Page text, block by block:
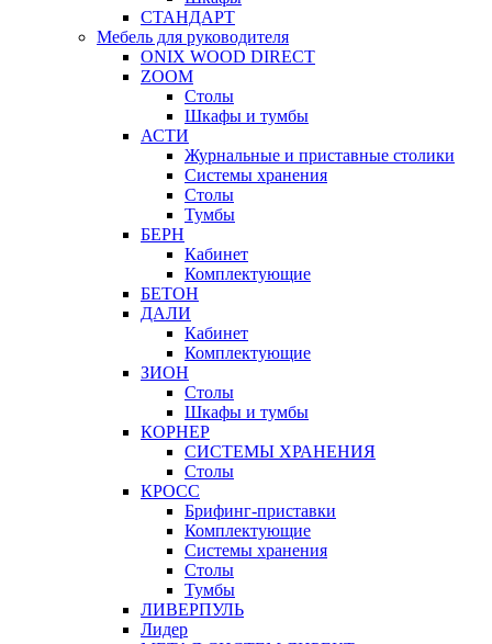
СТАНДАРТ
Мебель для руководителя
ONIX WOOD DIRECT
ZOOM
Столы
Шкафы и тумбы
АСТИ
Журнальные и приставные столики
Системы хранения
Столы
Тумбы
БЕРН
Кабинет
Комплектующие
БЕТОН
ДАЛИ
Кабинет
Комплектующие
ЗИОН
Столы
Шкафы и тумбы
КОРНЕР
СИСТЕМЫ ХРАНЕНИЯ
Столы
КРОСС
Брифинг-приставки
Комплектующие
Системы хранения
Столы
Тумбы
ЛИВЕРПУЛЬ
Лидер